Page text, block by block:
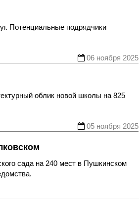
Потенциальные подрядчики
06 ноября 2025
облик новой школы на 825
05 ноября 2025
сада на 240 мест в Пушкинском